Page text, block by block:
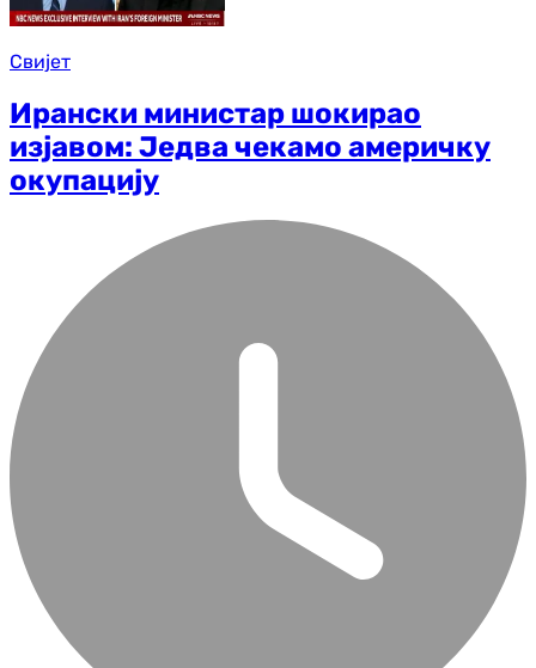
Свијет
Ирански министар шокирао
изјавом: Једва чекамо америчку
окупацију